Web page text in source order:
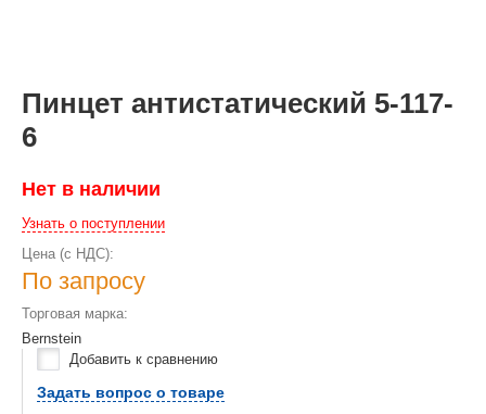
Пинцет антистатический 5-117-
6
Нет в наличии
Узнать о поступлении
Цена (с НДС):
По запросу
Торговая марка:
Bernstein
Добавить к сравнению
Задать вопрос о товаре